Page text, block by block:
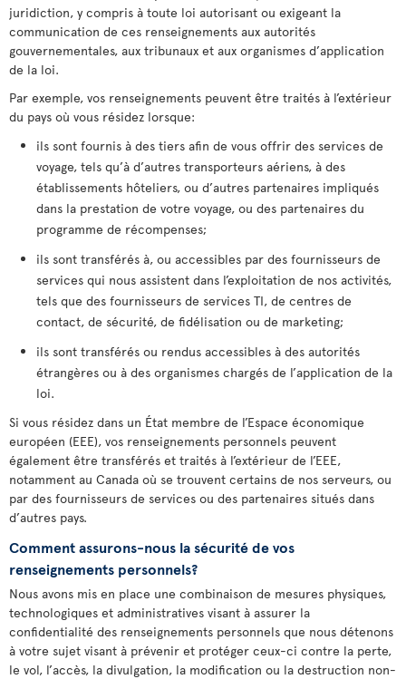
juridiction, y compris à toute loi autorisant ou exigeant la
communication de ces renseignements aux autorités
gouvernementales, aux tribunaux et aux organismes d’application
de la loi.
Par exemple, vos renseignements peuvent être traités à l’extérieur
du pays où vous résidez lorsque:
ils sont fournis à des tiers afin de vous offrir des services de
voyage, tels qu’à d’autres transporteurs aériens, à des
établissements hôteliers, ou d’autres partenaires impliqués
dans la prestation de votre voyage, ou des partenaires du
programme de récompenses;
ils sont transférés à, ou accessibles par des fournisseurs de
services qui nous assistent dans l’exploitation de nos activités,
tels que des fournisseurs de services TI, de centres de
contact, de sécurité, de fidélisation ou de marketing;
ils sont transférés ou rendus accessibles à des autorités
étrangères ou à des organismes chargés de l’application de la
loi.
Si vous résidez dans un État membre de l’Espace économique
européen (EEE), vos renseignements personnels peuvent
également être transférés et traités à l’extérieur de l’EEE,
notamment au Canada où se trouvent certains de nos serveurs, ou
par des fournisseurs de services ou des partenaires situés dans
d’autres pays.
Comment assurons-nous la sécurité de vos
renseignements personnels?
Nous avons mis en place une combinaison de mesures physiques,
technologiques et administratives visant à assurer la
confidentialité des renseignements personnels que nous détenons
à votre sujet visant à prévenir et protéger ceux-ci contre la perte,
le vol, l’accès, la divulgation, la modification ou la destruction non-